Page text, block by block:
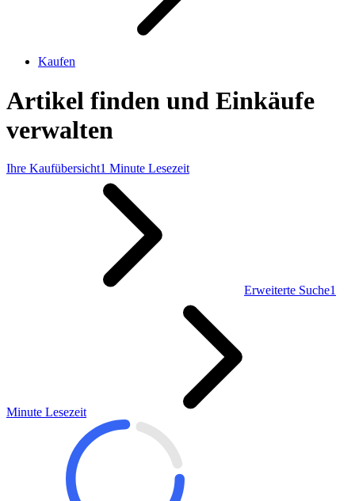
Kaufen
Artikel finden und Einkäufe
verwalten
Ihre Kaufübersicht1 Minute Lesezeit
Erweiterte Suche1
Minute Lesezeit